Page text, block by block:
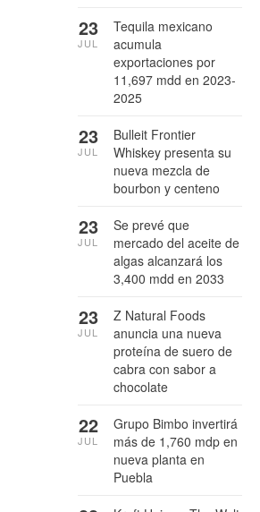
Tequila mexicano
acumula
exportaciones por
11,697 mdd en 2023-
2025
23
JUL
Bulleit Frontier
Whiskey presenta su
nueva mezcla de
bourbon y centeno
23
JUL
Se prevé que
mercado del aceite de
algas alcanzará los
3,400 mdd en 2033
23
JUL
Z Natural Foods
anuncia una nueva
proteína de suero de
cabra con sabor a
chocolate
23
JUL
Grupo Bimbo invertirá
más de 1,760 mdp en
nueva planta en
Puebla
22
JUL